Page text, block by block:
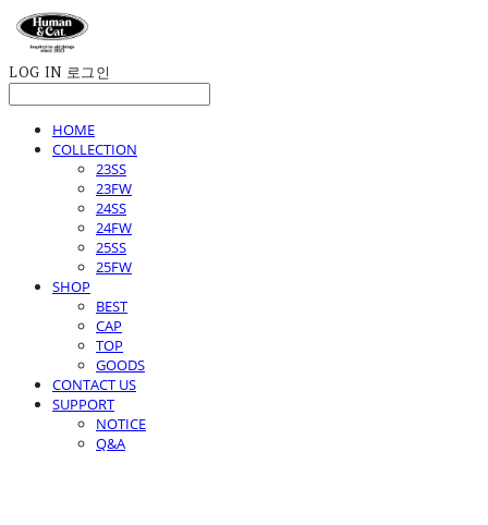
LOG IN 로그인
HOME
COLLECTION
23SS
23FW
24SS
24FW
25SS
25FW
SHOP
BEST
CAP
TOP
GOODS
CONTACT US
SUPPORT
NOTICE
Q&A